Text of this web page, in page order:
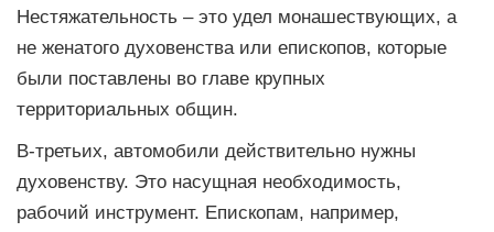
Нестяжательность – это удел монашествующих, а
не женатого духовенства или епископов, которые
были поставлены во главе крупных
территориальных общин.
В-третьих, автомобили действительно нужны
духовенству. Это насущная необходимость,
рабочий инструмент. Епископам, например,